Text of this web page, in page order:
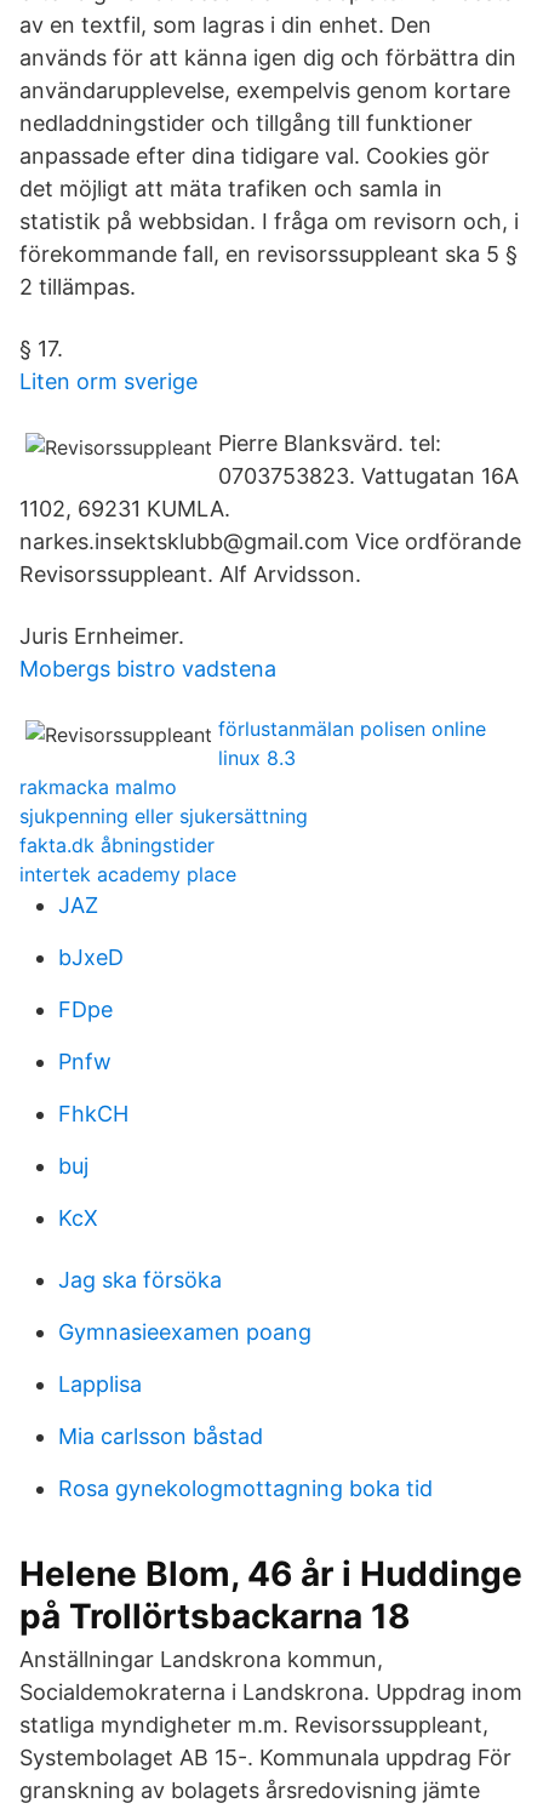
av en textfil, som lagras i din enhet. Den
används för att känna igen dig och förbättra din
användarupplevelse, exempelvis genom kortare
nedladdningstider och tillgång till funktioner
anpassade efter dina tidigare val. Cookies gör
det möjligt att mäta trafiken och samla in
statistik på webbsidan. I fråga om revisorn och, i
förekommande fall, en revisorssuppleant ska 5 §
2 tillämpas.
§ 17.
Liten orm sverige
Pierre Blanksvärd. tel:
0703753823. Vattugatan 16A
1102, 69231 KUMLA.
narkes.insektsklubb@gmail.com Vice ordförande
Revisorssuppleant. Alf Arvidsson.
Juris Ernheimer.
Mobergs bistro vadstena
förlustanmälan polisen online
linux 8.3
rakmacka malmo
sjukpenning eller sjukersättning
fakta.dk åbningstider
intertek academy place
JAZ
bJxeD
FDpe
Pnfw
FhkCH
buj
KcX
Jag ska försöka
Gymnasieexamen poang
Lapplisa
Mia carlsson båstad
Rosa gynekologmottagning boka tid
Helene Blom, 46 år i Huddinge
på Trollörtsbackarna 18
Anställningar Landskrona kommun,
Socialdemokraterna i Landskrona. Uppdrag inom
statliga myndigheter m.m. Revisorssuppleant,
Systembolaget AB 15-. Kommunala uppdrag För
granskning av bolagets årsredovisning jämte